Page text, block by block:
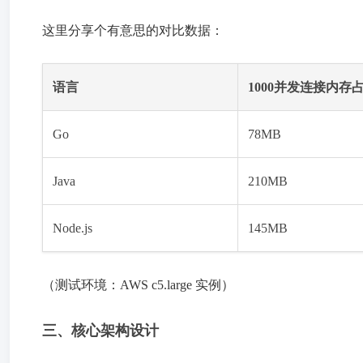
这里分享个有意思的对比数据：
语言 1000并发连接内存
Go 78MB
Java 210MB
Node.js 145MB
（测试环境：AWS c5.large 实例）
三、核心架构设计